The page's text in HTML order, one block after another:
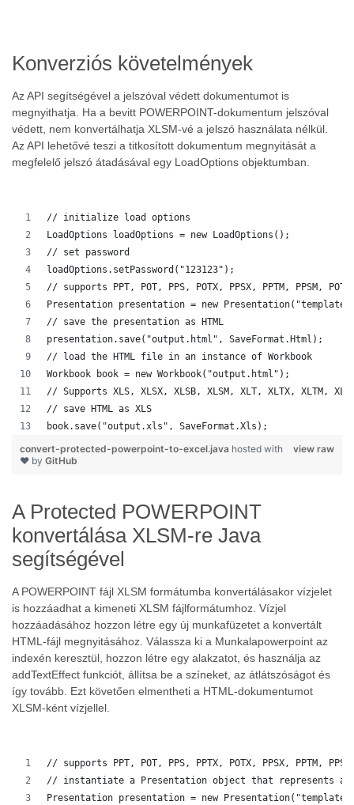
Konverziós követelmények
Az API segítségével a jelszóval védett dokumentumot is
megnyithatja. Ha a bevitt POWERPOINT-dokumentum jelszóval
védett, nem konvertálhatja XLSM-vé a jelszó használata nélkül.
Az API lehetővé teszi a titkosított dokumentum megnyitását a
megfelelő jelszó átadásával egy LoadOptions objektumban.
// initialize load options
LoadOptions loadOptions = new LoadOptions();
// set password
loadOptions.setPassword("123123");
// supports PPT, POT, PPS, POTX, PPSX, PPTM, PPSM,
Presentation presentation = new
// save the presentation as HTML
presentation.save("output.html", SaveFormat.Html);
// load the HTML file in an instance of Workbook
Workbook book = new Workbook("output.html");
// Supports XLS, XLSX, XLSB, XLSM, XLT, XLTX, XLTM,
// save HTML as XLS
book.save("output.xls", SaveFormat.Xls);
view raw
convert-protected-powerpoint-to-excel.java hosted with
❤ by GitHub
A Protected POWERPOINT
konvertálása XLSM-re Java
segítségével
A POWERPOINT fájl XLSM formátumba konvertálásakor vízjelet
is hozzáadhat a kimeneti XLSM fájlformátumhoz. Vízjel
hozzáadásához hozzon létre egy új munkafüzetet a konvertált
HTML-fájl megnyitásához. Válassza ki a Munkalapowerpoint az
indexén keresztül, hozzon létre egy alakzatot, és használja az
addTextEffect funkciót, állítsa be a színeket, az átlátszóságot és
így tovább. Ezt követően elmentheti a HTML-dokumentumot
XLSM-ként vízjellel.
// supports PPT, POT, PPS, PPTX, POTX, PPSX, PPTM,
// instantiate a Presentation object that represents a
Presentation presentation = new